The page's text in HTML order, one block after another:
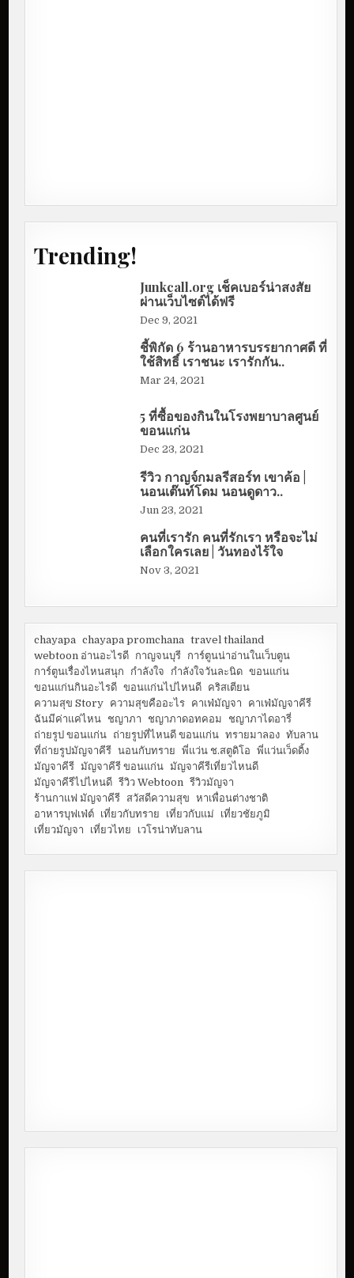
Trending!
Junkcall.org เช็คเบอร์น่าสงสัย
ผ่านเว็บไซต์ได้ฟรี
Dec 9, 2021
ชี้พิกัด 6 ร้านอาหารบรรยากาศดี ที่
ใช้สิทธิ์ เราชนะ เรารักกัน..
Mar 24, 2021
5 ที่ซื้อของกินในโรงพยาบาลศูนย์
ขอนแก่น
Dec 23, 2021
รีวิว กาญจ์กมลรีสอร์ท เขาค้อ |
นอนเต๊นท์โดม นอนดูดาว..
Jun 23, 2021
คนที่เรารัก คนที่รักเรา หรือจะไม่
เลือกใครเลย | วันทองไร้ใจ
Nov 3, 2021
chayapa chayapa promchana
travel thailand
webtoon อ่านอะไรดี กาญจนบุรี การ์ตูนน่าอ่านในเว็บตูน
การ์ตูนเรื่องไหนสนุก
กำลังใจ กำลังใจวันละนิด ขอนแก่น
ขอนแก่นกินอะไรดี ขอนแก่นไปไหนดี คริสเตียน
ความสุข Story ความสุขคืออะไร คาเฟ่มัญจา
คาเฟ่มัญจาคีรี
ฉันมีค่าแค่ไหน ชญาภา ชญาภาดอทคอม
ชญาภาไดอารี่
ถ่ายรูป ขอนแก่น ถ่ายรูปที่ไหนดี ขอนแก่น ทรายมาลอง ทับลาน
ที่ถ่ายรูปมัญจาคีรี นอนกับทราย พี่แว่น ช.สตูดิโอ
พี่แว่นเว็ดดิ้ง
มัญจาคีรี มัญจาคีรี ขอนแก่น มัญจาคีรีเที่ยวไหนดี
มัญจาคีรีไปไหนดี รีวิว Webtoon
รีวิวมัญจา
ร้านกาแฟ มัญจาคีรี สวัสดีความสุข
หาเพื่อนต่างชาติ
อาหารบุฟเฟ่ต์ เที่ยวกับทราย เที่ยวกับแม่
เที่ยวชัยภูมิ
เที่ยวมัญจา
เที่ยวไทย เวโรน่าทับลาน